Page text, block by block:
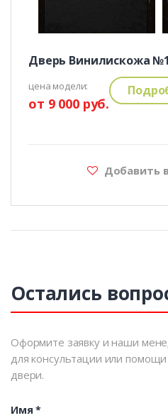
Дверь Винилискожа №1
цена модели:
от 9 000 руб.
Добавить
Остались
Оформите заявку и наши
для консультации или
двери.
Имя*